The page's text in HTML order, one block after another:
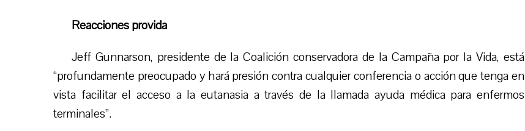
Reacciones provida
Jeff Gunnarson, presidente de la Coalición conservadora de la Campaña por la Vida, está
“profundamente preocupado y hará presión contra cualquier conferencia o acción que tenga en
vista facilitar el acceso a la eutanasia a través de la llamada ayuda médica para enfermos
terminales”.